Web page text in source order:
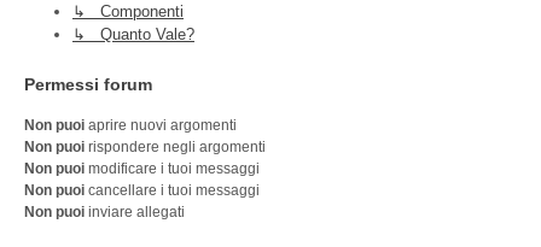
↳ Componenti
↳ Quanto Vale?
Permessi forum
Non puoi aprire nuovi argomenti
Non puoi rispondere negli argomenti
Non puoi modificare i tuoi messaggi
Non puoi cancellare i tuoi messaggi
Non puoi inviare allegati